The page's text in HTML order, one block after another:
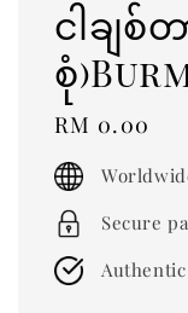
ငါချစ်
စုံ
Regular
price
RM 0.00
Secure